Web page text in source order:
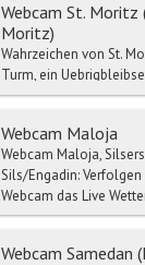
Webcam St. Moritz
Moritz)
Wahrzeichen von St.
Turm, ein
Mauritiuskirche aus
Webcam Maloja
Webcam Maloja,
Sils/Engadin:
Webcam das Live
Richtung Si...
Webcam Samedan